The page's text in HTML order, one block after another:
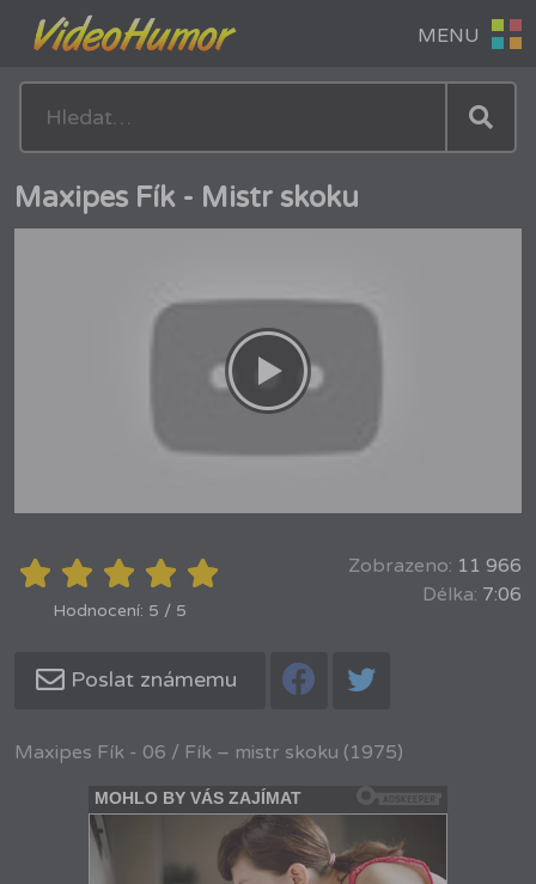
Maxipes Fík - Mistr skoku
Hodnocení: 5 / 5
Zobrazeno: 11 966
Délka: 7:06
Poslat známemu
Maxipes Fík - 06 / Fík – mistr skoku (1975)